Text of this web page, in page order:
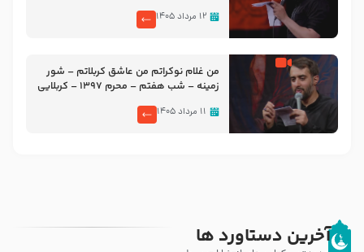
۱۲ مرداد ۱۴۰۵
من غلام نوکراتم من عاشق کربلاتم – شور
زمینه – شب هفتم – محرم 1397 – کربلایی
۱۱ مرداد ۱۴۰۵
آخرین دستاورد ها